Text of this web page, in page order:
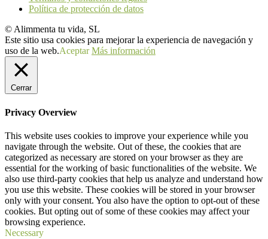
Política de protección de datos
© Alimmenta tu vida, SL
Este sitio usa cookies para mejorar la experiencia de navegación y
uso de la web.Aceptar Más información
Cerrar
Privacy Overview
This website uses cookies to improve your experience while you
navigate through the website. Out of these, the cookies that are
categorized as necessary are stored on your browser as they are
essential for the working of basic functionalities of the website. We
also use third-party cookies that help us analyze and understand how
you use this website. These cookies will be stored in your browser
only with your consent. You also have the option to opt-out of these
cookies. But opting out of some of these cookies may affect your
browsing experience.
Necessary